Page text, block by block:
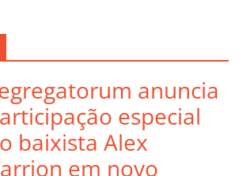
anuncia
especial
baixista Alex
em novo